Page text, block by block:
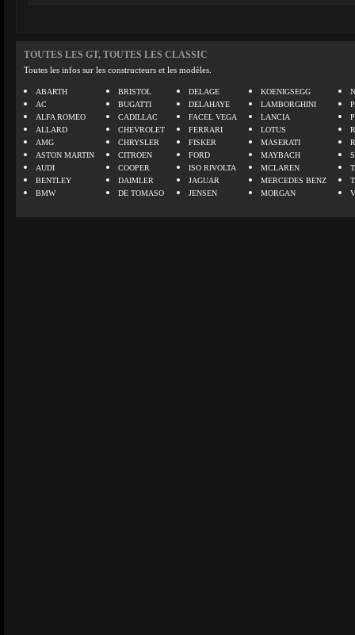
TOUTES LES GT, TOUTES LES CLASSIC
Toutes les infos sur les constructeurs et les modèles.
ABARTH
AC
ALFA ROMEO
ALLARD
AMG
ASTON MARTIN
AUDI
BENTLEY
BMW
BRISTOL
BUGATTI
CADILLAC
CHEVROLET
CHRYSLER
CITROEN
COOPER
DAIMLER
DE TOMASO
DELAGE
DELAHAYE
FACEL VEGA
FERRARI
FISKER
FORD
ISO RIVOLTA
JAGUAR
JENSEN
KOENIGSEGG
LAMBORGHINI
LANCIA
LOTUS
MASERATI
MAYBACH
MCLAREN
MERCEDES BENZ
MORGAN